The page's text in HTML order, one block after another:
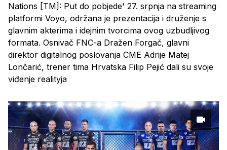
Nations [TM]: Put do pobjede' 27. srpnja na streaming
platformi Voyo, održana je prezentacija i druženje s
glavnim akterima i idejnim tvorcima ovog uzbudljivog
formata. Osnivač FNC-a Dražen Forgač, glavni
direktor digitalnog poslovanja CME Adrije Matej
Lončarić, trener tima Hrvatska Filip Pejić dali su svoje
viđenje realityja